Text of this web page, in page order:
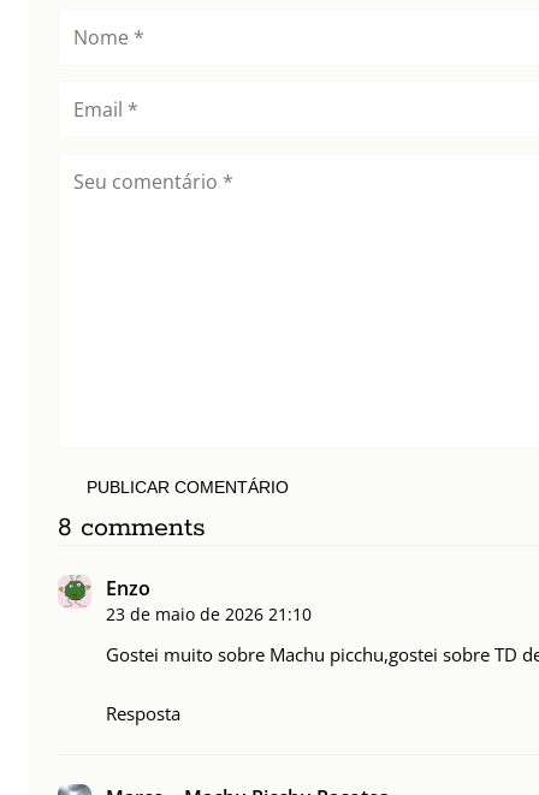
PUBLICAR COMENTÁRIO
8 comments
Enzo
23 de maio de 2026 21:10
Gostei muito sobre Machu picchu,gostei sobre TD
Resposta